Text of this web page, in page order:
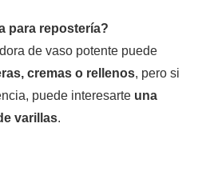
para repostería?
de vaso potente puede
cremas o rellenos, pero si
puede interesarte una
varillas.